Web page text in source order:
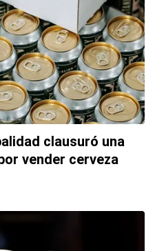
clausuró una
vender cerveza